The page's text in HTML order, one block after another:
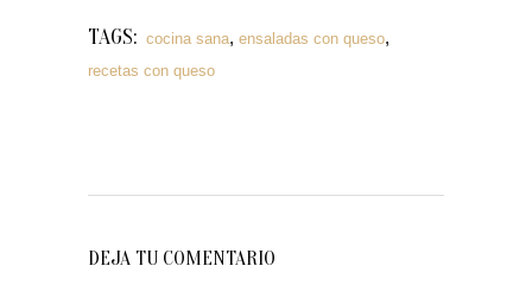
TAGS: cocina sana, ensaladas con queso,
recetas con queso
DEJA TU COMENTARIO